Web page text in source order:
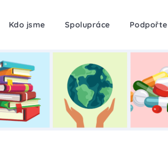
Kdo jsme Spolupráce